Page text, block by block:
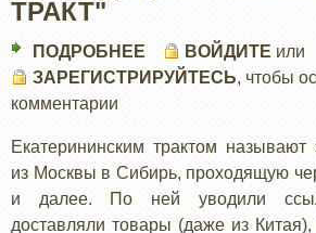
ТРАКТ"
ПОДРОБНЕЕ
ЭКСПЕДИЦИЯ
ВОЙДИТЕ или
ЗАРЕГИСТРИРУЙТЕСЬ, чтобы
комментарии
Екатерининским трактом называют
из Москвы в Сибирь, проходящую
и далее. По ней уводили
доставляли товары (даже из